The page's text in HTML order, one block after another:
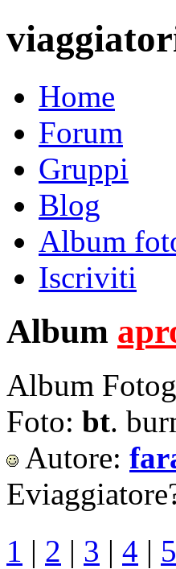
Home
Forum
Gruppi
Blog
Album
Iscriviti
Album
Album
Foto: bt.
Autore:
1 | 2 | 3 | 4 | 5